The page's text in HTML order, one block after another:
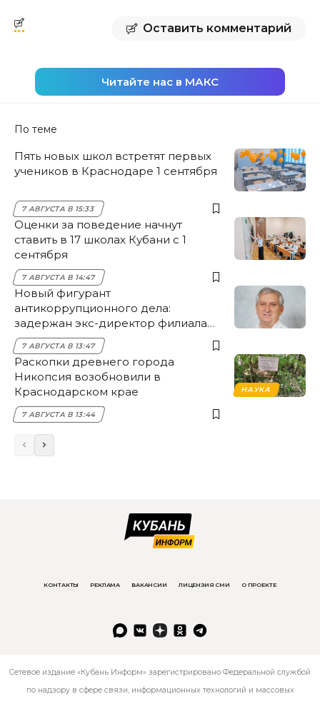
Оставить комментарий
Читайте нас в МАКС
По теме
Пять новых школ встретят первых
учеников в Краснодаре 1 сентября
7 АВГУСТА В 15:33
Оценки за поведение начнут
ставить в 17 школах Кубани с 1
сентября
7 АВГУСТА В 14:47
Новый фигурант
антикоррупционного дела:
задержан экс-директор филиала
НЭСК Крымска
7 АВГУСТА В 13:47
НАУКА
Раскопки древнего города
Никопсия возобновили в
Краснодарском крае
7 АВГУСТА В 13:44
КОНТАКТЫ РЕКЛАМА ВАКАНСИИ ЛИЦЕНЗИЯ СМИ О ПРОЕКТЕ
Сетевое издание «Кубань Информ» зарегистрировано Федеральной службой
по надзору в сфере связи, информационных технологий и массовых